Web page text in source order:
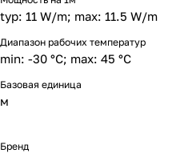
typ: 11 W/m; max: 11.5 W/m
Диапазон рабочих температур
min: -30 °C; max: 45 °C
Базовая единица
м
Бренд